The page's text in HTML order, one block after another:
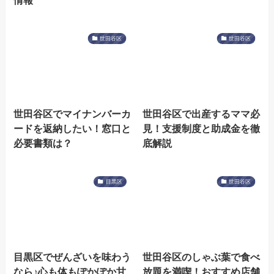
世田谷区
世田谷区でマイナンバーカ
ードを返納したい！窓口と
必要書類は？
世田谷区
世田谷区で出産するママ必
見！支援制度と助成金を徹
底解説
目黒区
目黒区でぜんざいを味わう
なら♪心も体もぽかぽか甘
世田谷区
世田谷区のしゃぶ葉で食べ
放題を満喫！おすすめ店舗